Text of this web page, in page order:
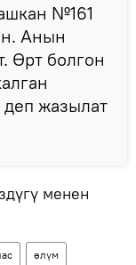
№161
Анын
Өрт болгон
жазылат
менен
өлүм